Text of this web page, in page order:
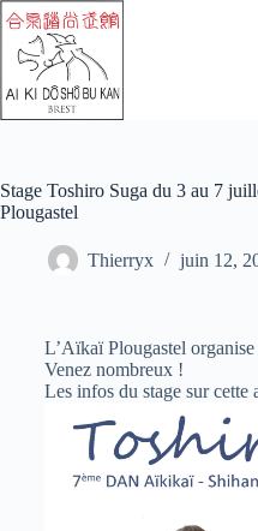
Stage Toshiro Suga du 3 au 7
Plougastel
Thierryx juin 12,
L’Aïkaï Plougastel
Venez nombreux !
Les infos du stage sur cette